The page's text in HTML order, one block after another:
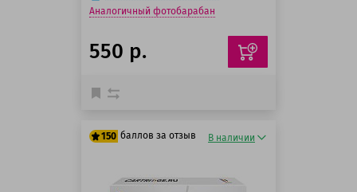
Аналогичный фотобарабан
550 р.
150 баллов за отзыв
125 баллов
В наличии